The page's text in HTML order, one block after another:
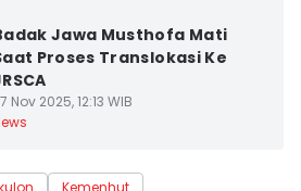
Jawa Musthofa Mati
Proses Translokasi Ke
Nov 2025, 12:13 WIB
Kemenhut